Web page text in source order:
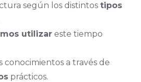
según los distintos tipos
utilizareste tiempo
conocimientos a través de
prácticos.